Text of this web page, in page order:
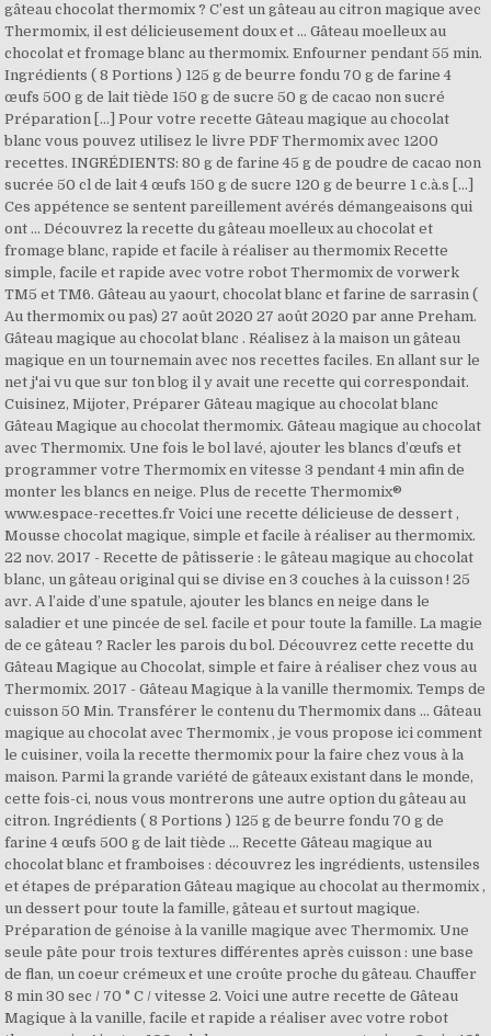
gâteau chocolat thermomix ? C’est un gâteau au citron magique avec
Thermomix, il est délicieusement doux et … Gâteau moelleux au
chocolat et fromage blanc au thermomix. Enfourner pendant 55 min.
Ingrédients ( 8 Portions ) 125 g de beurre fondu 70 g de farine 4
œufs 500 g de lait tiède 150 g de sucre 50 g de cacao non sucré
Préparation […] Pour votre recette Gâteau magique au chocolat
blanc vous pouvez utilisez le livre PDF Thermomix avec 1200
recettes. INGRÉDIENTS: 80 g de farine 45 g de poudre de cacao non
sucrée 50 cl de lait 4 œufs 150 g de sucre 120 g de beurre 1 c.à.s […]
Ces appétence se sentent pareillement avérés démangeaisons qui
ont … Découvrez la recette du gâteau moelleux au chocolat et
fromage blanc, rapide et facile à réaliser au thermomix Recette
simple, facile et rapide avec votre robot Thermomix de vorwerk
TM5 et TM6. Gâteau au yaourt, chocolat blanc et farine de sarrasin (
Au thermomix ou pas) 27 août 2020 27 août 2020 par anne Preham.
Gâteau magique au chocolat blanc . Réalisez à la maison un gâteau
magique en un tournemain avec nos recettes faciles. En allant sur le
net j'ai vu que sur ton blog il y avait une recette qui correspondait.
Cuisinez, Mijoter, Préparer Gâteau magique au chocolat blanc
Gâteau Magique au chocolat thermomix. Gâteau magique au chocolat
avec Thermomix. Une fois le bol lavé, ajouter les blancs d’œufs et
programmer votre Thermomix en vitesse 3 pendant 4 min afin de
monter les blancs en neige. Plus de recette Thermomix®
www.espace-recettes.fr Voici une recette délicieuse de dessert ,
Mousse chocolat magique, simple et facile à réaliser au thermomix.
22 nov. 2017 - Recette de pâtisserie : le gâteau magique au chocolat
blanc, un gâteau original qui se divise en 3 couches à la cuisson ! 25
avr. A l’aide d’une spatule, ajouter les blancs en neige dans le
saladier et une pincée de sel. facile et pour toute la famille. La magie
de ce gâteau ? Racler les parois du bol. Découvrez cette recette du
Gâteau Magique au Chocolat, simple et faire à réaliser chez vous au
Thermomix. 2017 - Gâteau Magique à la vanille thermomix. Temps de
cuisson 50 Min. Transférer le contenu du Thermomix dans … Gâteau
magique au chocolat avec Thermomix , je vous propose ici comment
le cuisiner, voila la recette thermomix pour la faire chez vous à la
maison. Parmi la grande variété de gâteaux existant dans le monde,
cette fois-ci, nous vous montrerons une autre option du gâteau au
citron. Ingrédients ( 8 Portions ) 125 g de beurre fondu 70 g de
farine 4 œufs 500 g de lait tiède … Recette Gâteau magique au
chocolat blanc et framboises : découvrez les ingrédients, ustensiles
et étapes de préparation Gâteau magique au chocolat au thermomix ,
un dessert pour toute la famille, gâteau et surtout magique.
Préparation de génoise à la vanille magique avec Thermomix. Une
seule pâte pour trois textures différentes après cuisson : une base
de flan, un coeur crémeux et une croûte proche du gâteau. Chauffer
8 min 30 sec / 70 ° C / vitesse 2. Voici une autre recette de Gâteau
Magique à la vanille, facile et rapide a réaliser avec votre robot